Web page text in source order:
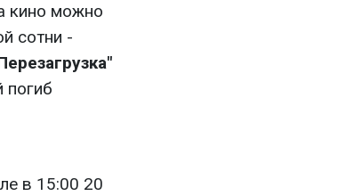
кино можно
сотни -
погиб
в 15:00 20